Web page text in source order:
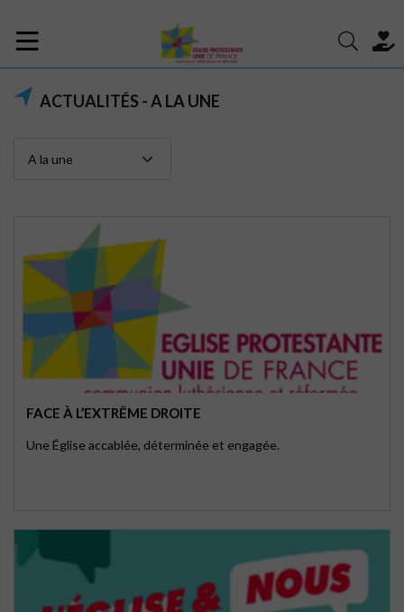
ACTUALITÉS - A LA UNE
FACE À L’EXTRÊME DROITE
Une Église accablée, déterminée et engagée.